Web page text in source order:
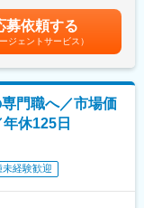
（持家からの通勤者等
（単身赴任手当や帰省
長からの推薦があれ
用など、MR経験を活
医薬品卸へ訪問、医薬
、効能、副作用を情報
って、誰に使うと良
効果的に使うことがで
を通じて、患者さんの
ます。
の他に別途日当（月額
に応じて年収UP★赴
。（年2回業績給改
選考を通じて上下する
含めた表記です。
募依頼する
ージェントサービス）
門職へ／市場価
休125日
未経験歓迎